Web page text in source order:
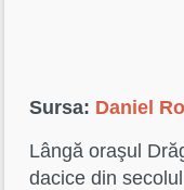
Sursa: Daniel
Lângă oraşul
dacice din